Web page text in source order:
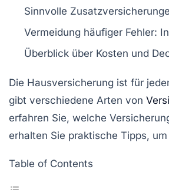
Sinnvolle
Vermeidung häufiger Fehler:
Überblick über Kosten und
Die Hausversicherung ist für
gibt verschiedene Arten von
erfahren Sie, welche
erhalten Sie praktische Tipps,
Table of Contents